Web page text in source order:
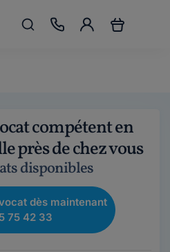
compétent en
près de chez vous
disponibles
dès maintenant
75 42 33